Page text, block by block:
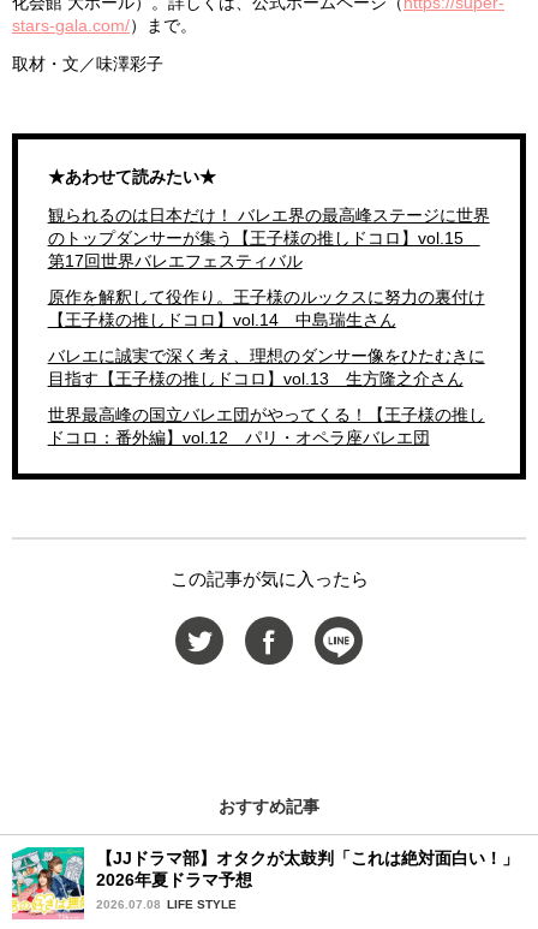
stars-gala.com/）まで。
取材・文／味澤彩子
★あわせて読みたい★
観られるのは日本だけ！ バレエ界の最高峰ステージに世界
のトップダンサーが集う【王子様の推しドコロ】vol.15
第17回世界バレエフェスティバル
原作を解釈して役作り。王子様のルックスに努力の裏付け
【王子様の推しドコロ】vol.14 中島瑞生さん
バレエに誠実で深く考え、理想のダンサー像をひたむきに
目指す【王子様の推しドコロ】vol.13 生方隆之介さん
世界最高峰の国立バレエ団がやってくる！【王子様の推し
ドコロ：番外編】vol.12 パリ・オペラ座バレエ団
この記事が気に入ったら
おすすめ記事
【JJドラマ部】オタクが太鼓判「これは絶対面白い！」
2026年夏ドラマ予想
2026.07.08 LIFE STYLE